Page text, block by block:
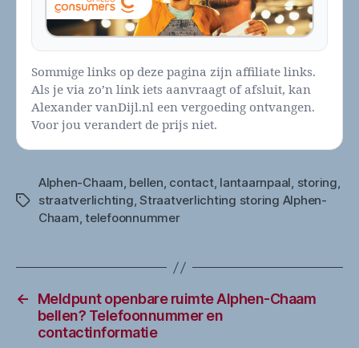
Sommige links op deze pagina zijn affiliate links.
Als je via zo’n link iets aanvraagt of afsluit, kan
Alexander vanDijl.nl een vergoeding ontvangen.
Voor jou verandert de prijs niet.
Tags
Alphen-Chaam, bellen, contact, lantaarnpaal, storing,
straatverlichting,Straatverlichting storing Alphen-
Chaam,telefoonnummer
←
Meldpunt openbare ruimte Alphen-Chaam
bellen? Telefoonnummer en
contactinformatie